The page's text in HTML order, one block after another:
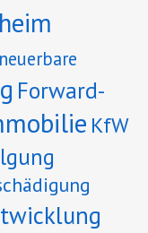
Forward-
KfW